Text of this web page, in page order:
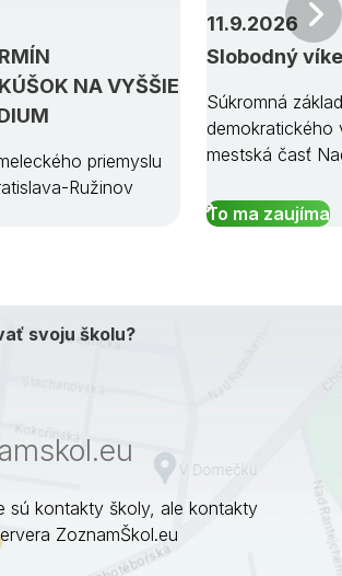
NA VYŠŠIE
priemyslu
Ružinov
Slobodný
11.9.2026
Súkromná
demokratického
mestská časť
To ma zaujíma
svoju školu?
sú kontakty školy, ale kontakty
ZoznamŠkol.eu